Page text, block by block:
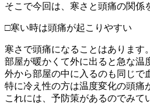
そこで今回は、寒さと頭痛の関係
□寒い時は頭痛が起こりやすい
寒さで頭痛になることはあります。
部屋が暖かくて外に出ると急な温
外から部屋の中に入るのも同じで
特に冷え性の方は温度変化の頭痛
これには、予防策があるのでみて